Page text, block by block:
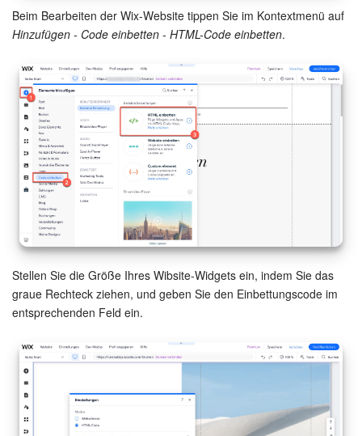
Contact Center
Mitarbeiter-Widget
Marketing
Vertriebsstelle
CRM-Analytik
BI-Builder
Automatisierung
Workflows
Mitarbeiter
Websites
Beim Bearbeiten der Wix-Website tippen Sie im Kontextmenü auf
Hinzufügen - Code einbetten - HTML-Code einbetten.
Stellen Sie die Größe Ihres Wibsite-Widgets ein, indem Sie das
graue Rechteck ziehen, und geben Sie den Einbettungscode im
entsprechenden Feld ein.